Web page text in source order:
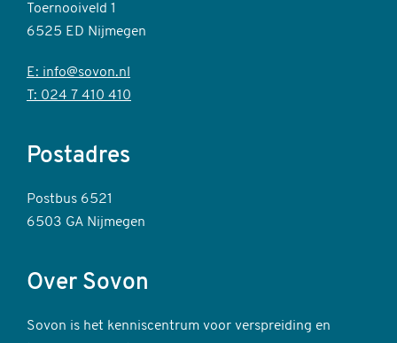
Toernooiveld 1
6525 ED Nijmegen
E: info@sovon.nl
T: 024 7 410 410
Postadres
Postbus 6521
6503 GA Nijmegen
Over Sovon
Sovon is het kenniscentrum voor verspreiding en